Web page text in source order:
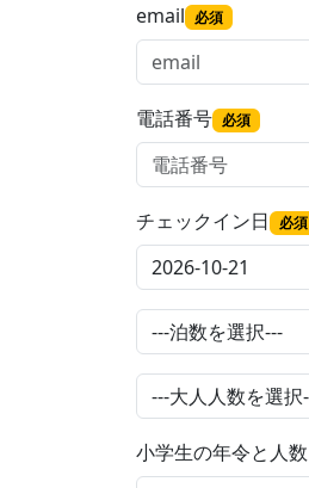
email 必須
電話番号 必須
チェックイン日 必須
小学生の年令と人数